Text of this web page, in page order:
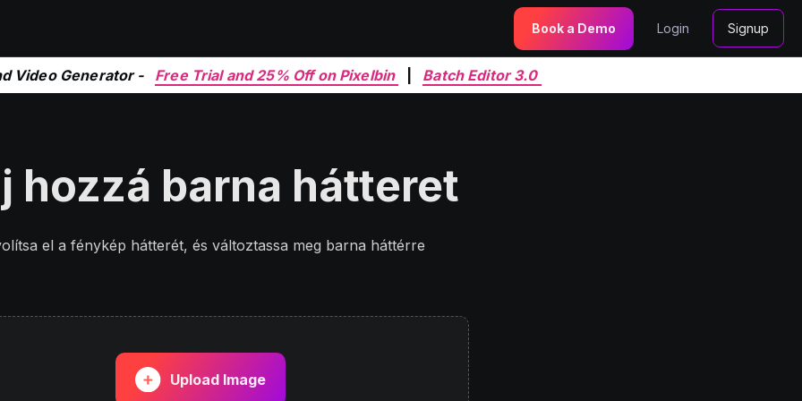
Book a Demo Login Signup
Video Generator - Free Trial and 25% Off on Pixelbin Batch Editor 3.0
hozzá barna hátteret
el a fénykép hátterét, és változtassa meg barna háttérre
Upload Image